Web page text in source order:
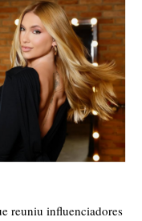
reuniu influenciadores